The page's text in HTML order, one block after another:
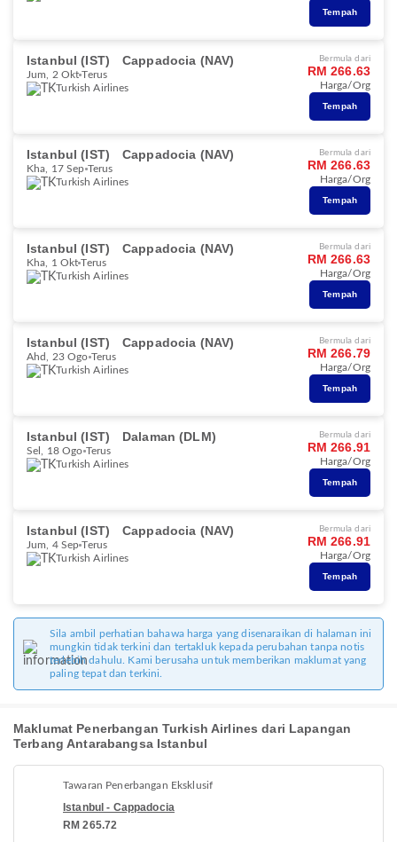
Tempah
Istanbul (IST) Cappadocia (NAV)
Jum, 2 Okt Terus
Turkish Airlines
Bermula dari
RM 266.63
Harga/Org
Tempah
Istanbul (IST) Cappadocia (NAV)
Kha, 17 Sep Terus
Turkish Airlines
Bermula dari
RM 266.63
Harga/Org
Tempah
Istanbul (IST) Cappadocia (NAV)
Kha, 1 Okt Terus
Turkish Airlines
Bermula dari
RM 266.63
Harga/Org
Tempah
Istanbul (IST) Cappadocia (NAV)
Ahd, 23 Ogo Terus
Turkish Airlines
Bermula dari
RM 266.79
Harga/Org
Tempah
Istanbul (IST) Dalaman (DLM)
Sel, 18 Ogo Terus
Turkish Airlines
Bermula dari
RM 266.91
Harga/Org
Tempah
Istanbul (IST) Cappadocia (NAV)
Jum, 4 Sep Terus
Turkish Airlines
Bermula dari
RM 266.91
Harga/Org
Tempah
Sila ambil perhatian bahawa harga yang disenaraikan di halaman ini
mungkin tidak terkini dan tertakluk kepada perubahan tanpa notis
terlebih dahulu. Kami berusaha untuk memberikan maklumat yang
paling tepat dan terkini.
Maklumat Penerbangan Turkish Airlines dari Lapangan
Terbang Antarabangsa Istanbul
Tawaran Penerbangan Eksklusif
Istanbul - Cappadocia
RM 265.72